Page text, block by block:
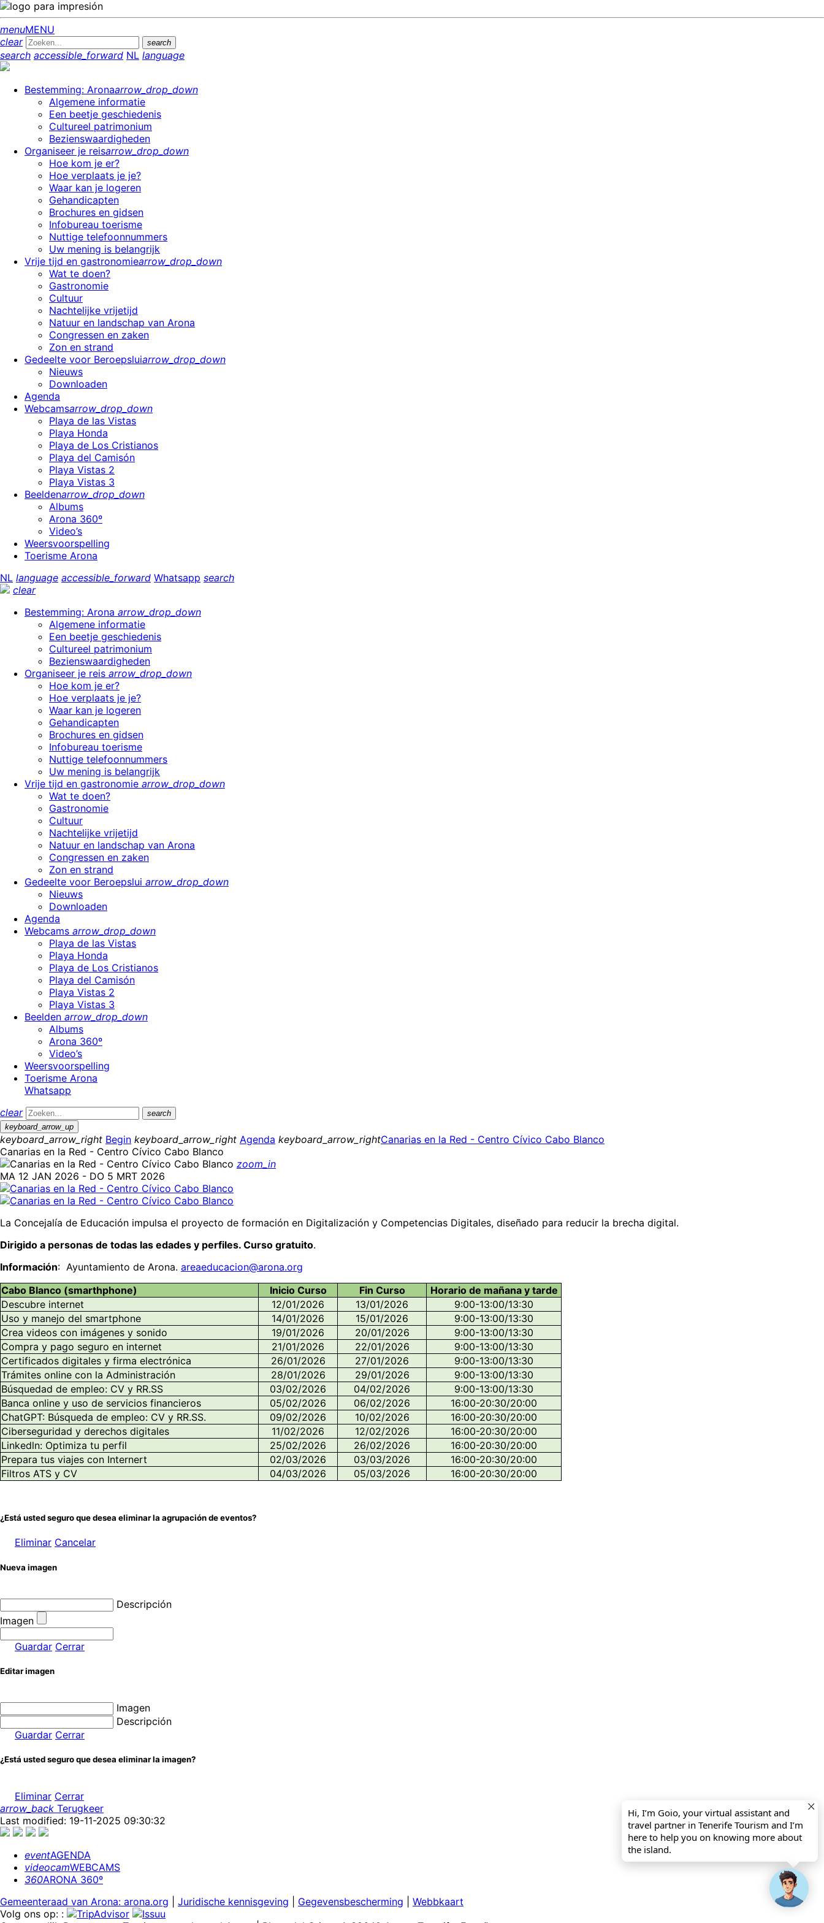
Hi, I’m Goio, your virtual assistant and
travel partner in Tenerife Tourism and I’m
here to help you on knowing more about
the island.
menuMENU
clear
search
search accessible_forward NL language
Bestemming: Aronaarrow_drop_down
Algemene informatie
Een beetje geschiedenis
Cultureel patrimonium
Bezienswaardigheden
Organiseer je reisarrow_drop_down
Hoe kom je er?
Hoe verplaats je je?
Waar kan je logeren
Gehandicapten
Brochures en gidsen
Infobureau toerisme
Nuttige telefoonnummers
Uw mening is belangrijk
Vrije tijd en gastronomiearrow_drop_down
Wat te doen?
Gastronomie
Cultuur
Nachtelijke vrijetijd
Natuur en landschap van Arona
Congressen en zaken
Zon en strand
Gedeelte voor Beroepsluiarrow_drop_down
Nieuws
Downloaden
Agenda
Webcamsarrow_drop_down
Playa de las Vistas
Playa Honda
Playa de Los Cristianos
Playa del Camisón
Playa Vistas 2
Playa Vistas 3
Beeldenarrow_drop_down
Albums
Arona 360º
Video’s
Weersvoorspelling
Toerisme Arona
NL language accessible_forward Whatsapp search
clear
Bestemming: Arona arrow_drop_down
Algemene informatie
Een beetje geschiedenis
Cultureel patrimonium
Bezienswaardigheden
Organiseer je reis arrow_drop_down
Hoe kom je er?
Hoe verplaats je je?
Waar kan je logeren
Gehandicapten
Brochures en gidsen
Infobureau toerisme
Nuttige telefoonnummers
Uw mening is belangrijk
Vrije tijd en gastronomie arrow_drop_down
Wat te doen?
Gastronomie
Cultuur
Nachtelijke vrijetijd
Natuur en landschap van Arona
Congressen en zaken
Zon en strand
Gedeelte voor Beroepslui arrow_drop_down
Nieuws
Downloaden
Agenda
Webcams arrow_drop_down
Playa de las Vistas
Playa Honda
Playa de Los Cristianos
Playa del Camisón
Playa Vistas 2
Playa Vistas 3
Beelden arrow_drop_down
Albums
Arona 360º
Video’s
Weersvoorspelling
Toerisme Arona
Whatsapp
clear
search
keyboard_arrow_up
keyboard_arrow_right Begin keyboard_arrow_right Agenda keyboard_arrow_rightCanarias en la Red - Centro Cívico Cabo Blanco
Canarias en la Red - Centro Cívico Cabo Blanco
zoom_in
MA 12 JAN 2026 - DO 5 MRT 2026
La Concejalía de Educación impulsa el proyecto de formación en Digitalización y Competencias Digitales, diseñado para reducir la brecha digital.
Dirigido a personas de todas las edades y perfiles. Curso gratuito.
Información: Ayuntamiento de Arona. areaeducacion@arona.org
Cabo Blanco (smarthphone)
Inicio Curso Fin Curso
Horario de mañana y tarde
Descubre internet
12/01/2026 13/01/2026
9:00-13:00/13:30
Uso y manejo del smartphone
14/01/2026 15/01/2026
9:00-13:00/13:30
Crea videos con imágenes y sonido
19/01/2026 20/01/2026
9:00-13:00/13:30
Compra y pago seguro en internet
21/01/2026 22/01/2026
9:00-13:00/13:30
Certificados digitales y firma electrónica
26/01/2026 27/01/2026
9:00-13:00/13:30
Trámites online con la Administración
28/01/2026 29/01/2026
9:00-13:00/13:30
Búsquedad de empleo: CV y RR.SS
03/02/2026 04/02/2026
9:00-13:00/13:30
Banca online y uso de servicios financieros
05/02/2026 06/02/2026
16:00-20:30/20:00
ChatGPT: Búsqueda de empleo: CV y RR.SS.
09/02/2026 10/02/2026
16:00-20:30/20:00
Ciberseguridad y derechos digitales
11/02/2026 12/02/2026
16:00-20:30/20:00
Linkedln: Optimiza tu perfil
25/02/2026 26/02/2026
16:00-20:30/20:00
Prepara tus viajes con Internert
02/03/2026 03/03/2026
16:00-20:30/20:00
Filtros ATS y CV
04/03/2026 05/03/2026 16:00-20:30/20:00
¿Está usted seguro que desea eliminar la agrupación de eventos?
Eliminar Cancelar
Nueva imagen
Descripción
Imagen
Guardar Cerrar
Editar imagen
Imagen
Descripción
Guardar Cerrar
¿Está usted seguro que desea eliminar la imagen?
Eliminar Cerrar
arrow_back Terugkeer
Last modified: 19-11-2025 09:30:32
eventAGENDA
videocamWEBCAMS
360ARONA 360º
Gemeenteraad van Arona: arona.org
Juridische kennisgeving Gegevensbescherming
Webbkaart
Volg ons op: :